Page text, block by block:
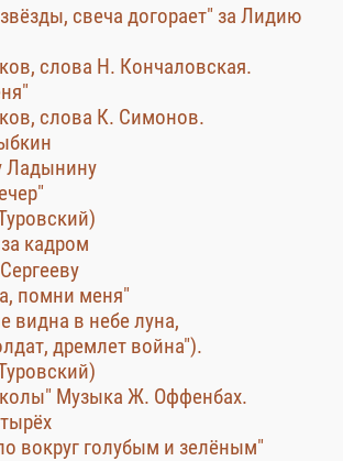
свеча догорает" за Лидию
слова Н. Кончаловская.
слова К. Симонов.
Ладынину
кадром
помни меня"
видна в небе луна,
дремлет война").
Музыка Ж. Оффенбах.
вокруг голубым и зелёным"